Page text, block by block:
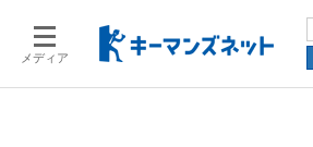
メディア